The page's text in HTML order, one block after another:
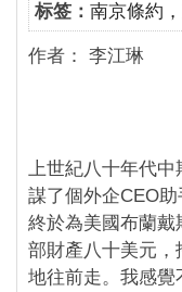
标签： 南京條約
作者： 李
上世紀八十年代
謀了個外企CEO
終於為美國布蘭
部財產八十美元
地往前走。我感